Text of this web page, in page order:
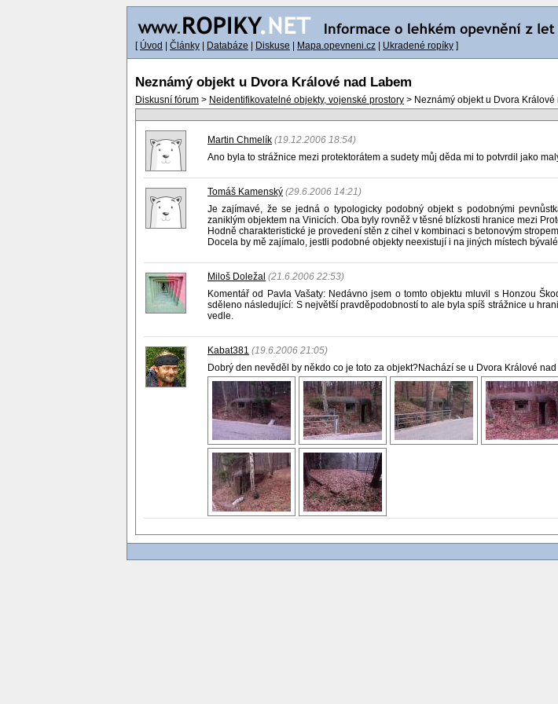
[ Úvod Články Databáze Diskuse Mapa.opevneni.cz Ukradené ropíky ]
Neznámý objekt u Dvora Králové nad Labem
Diskusní fórum > Neidentifikovatelné objekty, vojenské prostory > Neznámý objekt u Dvora Králové
Martin Chmelík (19.12.2006 18:54)
Ano byla to strážnice mezi protektorátem a sudety můj děda mi to potvrdil jako
Tomáš Kamenský (29.6.2006 14:21)
Je zajímavé, že se jedná o typologicky podobný objekt s podobnými
zaniklým objektem na Vinicích. Oba byly rovněž v těsné blízkosti hranice mezi
Hodně charakteristické je provedení stěn z cihel v kombinaci s betonovým
Docela by mě zajímalo, jestli podobné objekty neexistují i na jiných místech
Miloš Doležal (21.6.2006 22:53)
Komentář od Pavla Vašaty: Nedávno jsem o tomto objektu mluvil s Honzou
sděleno následující: S největší pravděpodobností to ale byla spíš strážnice u
vedle.
Kabat381 (19.6.2006 21:05)
Dobrý den nevěděl by někdo co je toto za objekt?Nachází se u Dvora Králové